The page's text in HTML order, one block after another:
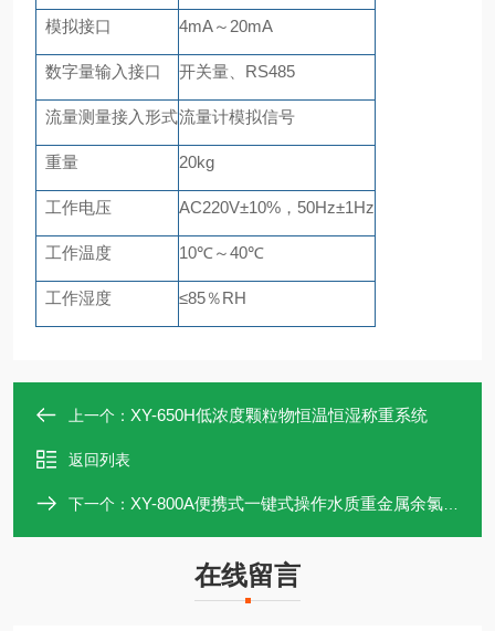
模拟接口 4mA～20mA
数字量输入接口 开关量、 RS485
流量测量接入形式流量计模拟信号
重量 20kg
工作电压 AC220V±10%，50Hz±1Hz
工作温度 10℃～40℃
工作湿度 ≤85％RH
上一个： XY-650H低浓度颗粒物恒温恒湿称重系统
返回列表
下一个： XY-800A便携式一键式操作水质重金属余氯总氯分析仪
在线留言